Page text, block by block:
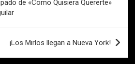
de «Como Quisiera Quererte»
¡Los Mirlos llegan a Nueva York!